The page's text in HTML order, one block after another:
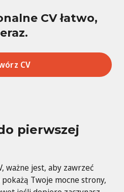
CV łatwo,
CV
pierwszej
ważne jest, aby zawrzeć
Twoje mocne strony,